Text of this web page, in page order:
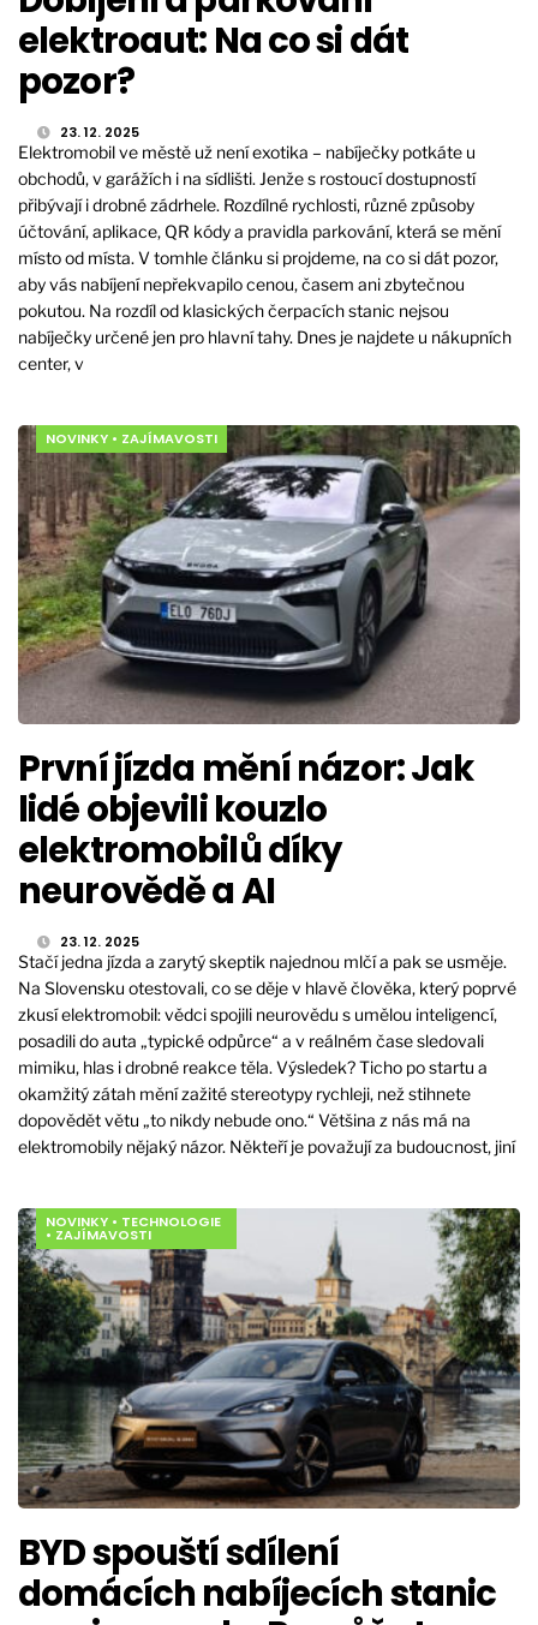
elektroaut: Na co si dát
pozor?
23. 12. 2025
Elektromobil ve městě už není exotika – nabíječky potkáte u
obchodů, v garážích i na sídlišti. Jenže s rostoucí dostupností
přibývají i drobné zádrhele. Rozdílné rychlosti, různé způsoby
účtování, aplikace, QR kódy a pravidla parkování, která se mění
místo od místa. V tomhle článku si projdeme, na co si dát pozor,
aby vás nabíjení nepřekvapilo cenou, časem ani zbytečnou
pokutou. Na rozdíl od klasických čerpacích stanic nejsou
nabíječky určené jen pro hlavní tahy. Dnes je najdete u nákupních
center, v
NOVINKY • ZAJÍMAVOSTI
První jízda mění názor: Jak
lidé objevili kouzlo
elektromobilů díky
neurovědě a AI
23. 12. 2025
Stačí jedna jízda a zarytý skeptik najednou mlčí a pak se usměje.
Na Slovensku otestovali, co se děje v hlavě člověka, který poprvé
zkusí elektromobil: vědci spojili neurovědu s umělou inteligencí,
posadili do auta „typické odpůrce“ a v reálném čase sledovali
mimiku, hlas i drobné reakce těla. Výsledek? Ticho po startu a
okamžitý zátah mění zažité stereotypy rychleji, než stihnete
dopovědět větu „to nikdy nebude ono.“ Většina z nás má na
elektromobily nějaký názor. Někteří je považují za budoucnost, jiní
NOVINKY • TECHNOLOGIE
• ZAJÍMAVOSTI
BYD spouští sdílení
domácích nabíjecích stanic